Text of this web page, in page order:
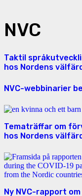
NVC
Taktil
hos Nordens
NVC-webbinarier
Tematräffar om
hos Nordens
Ny NVC-rapport